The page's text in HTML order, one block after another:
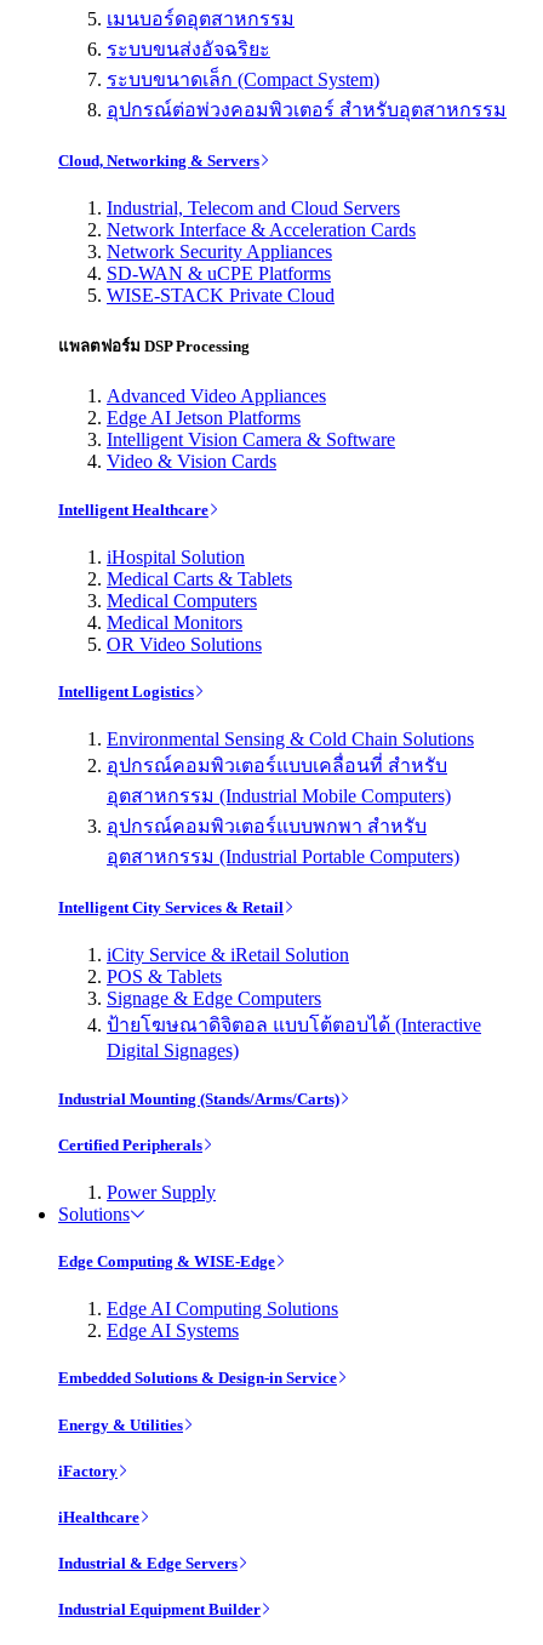
เมนบอร์ดอุตสาหกรรม
ระบบขนส่งอัจฉริยะ
ระบบขนาดเล็ก (Compact System)
อุปกรณ์ต่อพ่วงคอมพิวเตอร์ สำหรับอุตสาหกรรม
Cloud, Networking & Servers
Industrial, Telecom and Cloud Servers
Network Interface & Acceleration Cards
Network Security Appliances
SD-WAN & uCPE Platforms
WISE-STACK Private Cloud
แพลตฟอร์ม DSP Processing
Advanced Video Appliances
Edge AI Jetson Platforms
Intelligent Vision Camera & Software
Video & Vision Cards
Intelligent Healthcare
iHospital Solution
Medical Carts & Tablets
Medical Computers
Medical Monitors
OR Video Solutions
Intelligent Logistics
Environmental Sensing & Cold Chain Solutions
อุปกรณ์คอมพิวเตอร์แบบเคลื่อนที่ สำหรับ
อุตสาหกรรม (Industrial Mobile Computers)
อุปกรณ์คอมพิวเตอร์แบบพกพา สำหรับ
อุตสาหกรรม (Industrial Portable Computers)
Intelligent City Services & Retail
iCity Service & iRetail Solution
POS & Tablets
Signage & Edge Computers
ป้ายโฆษณาดิจิตอล แบบโต้ตอบได้ (Interactive
Digital Signages)
Industrial Mounting (Stands/Arms/Carts)
Certified Peripherals
Power Supply
Solutions
Edge Computing & WISE-Edge
Edge AI Computing Solutions
Edge AI Systems
Embedded Solutions & Design-in Service
Energy & Utilities
iFactory
iHealthcare
Industrial & Edge Servers
Industrial Equipment Builder